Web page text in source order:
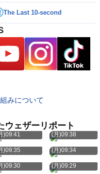
The Last 10-second
みについて
ウェザーリポート
10日
)09:41
8月10日
(月)09:38
10日
)09:35
8月10日
(月)09:34
10日
)09:30
8月10日
(月)09:29